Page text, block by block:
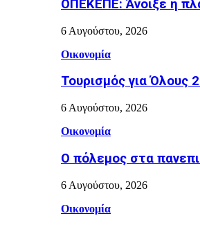
ΟΠΕΚΕΠΕ: Άνοιξε η
6 Αυγούστου, 2026
Οικονομία
Τουρισμός για
6 Αυγούστου, 2026
Οικονομία
Ο πόλεμος στα
6 Αυγούστου, 2026
Οικονομία